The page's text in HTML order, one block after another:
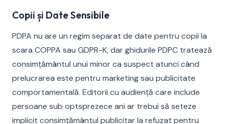
Copii și Date Sensibile
PDPA nu are un regim separat de date pentru copii la
scara COPPA sau GDPR-K, dar ghidurile PDPC tratează
consimțământul unui minor ca suspect atunci când
prelucrarea este pentru marketing sau publicitate
comportamentală. Editorii cu audiență care include
persoane sub optsprezece ani ar trebui să seteze
implicit consimțământul publicitar la refuzat pentru